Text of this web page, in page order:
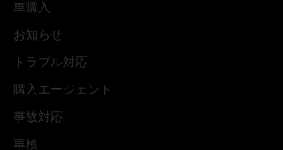
車購入
お知らせ
トラブル対応
購入エージェント
事故対応
車検